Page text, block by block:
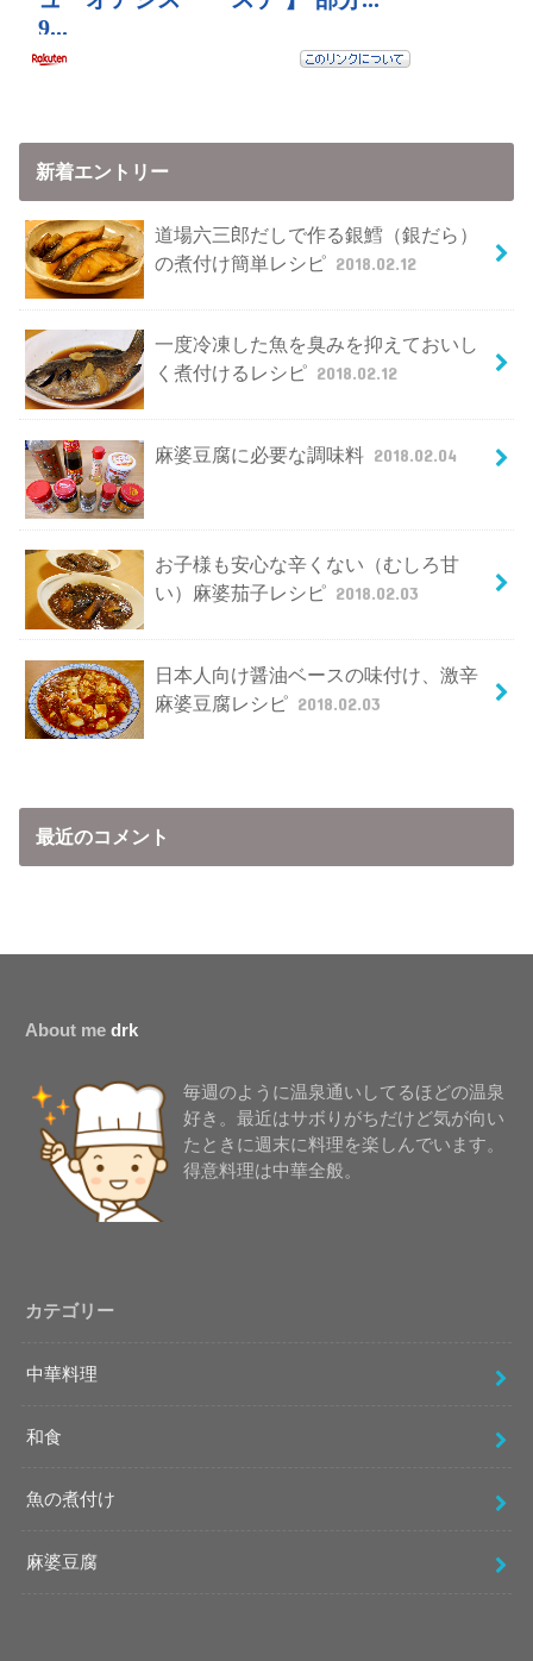
新着エントリー
道場六三郎だしで作る銀鱈（銀だら）
の煮付け簡単レシピ 2018.02.12
一度冷凍した魚を臭みを抑えておいし
く煮付けるレシピ 2018.02.12
麻婆豆腐に必要な調味料 2018.02.04
お子様も安心な辛くない（むしろ甘
い）麻婆茄子レシピ 2018.02.03
日本人向け醤油ベースの味付け、激辛
麻婆豆腐レシピ 2018.02.03
最近のコメント
About me drk
毎週のように温泉通いしてるほどの温泉
好き。最近はサボりがちだけど気が向い
たときに週末に料理を楽しんでいます。
得意料理は中華全般。
カテゴリー
中華料理
和食
魚の煮付け
麻婆豆腐